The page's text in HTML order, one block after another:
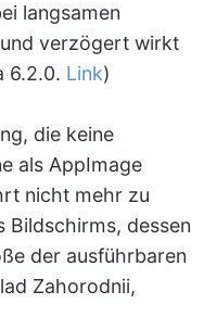
langsamen
verzögert wirkt
6.2.0. Link)
die keine
als AppImage
nicht mehr zu
Bildschirms, dessen
der ausführbaren
Zahorodnii,